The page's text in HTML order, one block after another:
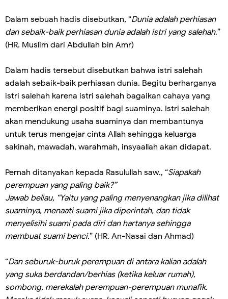
Dalam sebuah hadis disebutkan, “Dunia adalah perhiasan
dan sebaik-baik perhiasan dunia adalah istri yang salehah.”
(HR. Muslim dari Abdullah bin Amr)
Dalam hadis tersebut disebutkan bahwa istri salehah
adalah sebaik-baik perhiasan dunia. Begitu berharganya
istri salehah karena istri salehah bagaikan cahaya yang
memberikan energi positif bagi suaminya. Istri salehah
akan mendukung usaha suaminya dan membantunya
untuk terus mengejar cinta Allah sehingga keluarga
sakinah, mawadah, warahmah, insyaallah akan didapat.
Pernah ditanyakan kepada Rasulullah saw., “Siapakah
perempuan yang paling baik?”
Jawab beliau, “Yaitu yang paling menyenangkan jika dilihat
suaminya, menaati suami jika diperintah, dan tidak
menyelisihi suami pada diri dan hartanya sehingga
membuat suami benci.” (HR. An-Nasai dan Ahmad)
“Dan seburuk-buruk perempuan di antara kalian adalah
yang suka berdandan/berhias (ketika keluar rumah),
sombong, merekalah perempuan-perempuan munafik.